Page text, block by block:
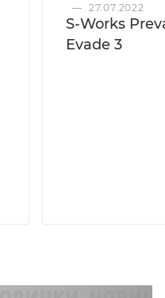
— 27.07.2022
S-Works
Evade 3